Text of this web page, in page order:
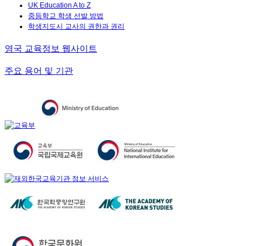
UK Education A to Z
중등학교 학생 선발 방법
학생지도시 교사의 권한과 권리
영국 교육정보 웹사이트
주요 용어 및 기관